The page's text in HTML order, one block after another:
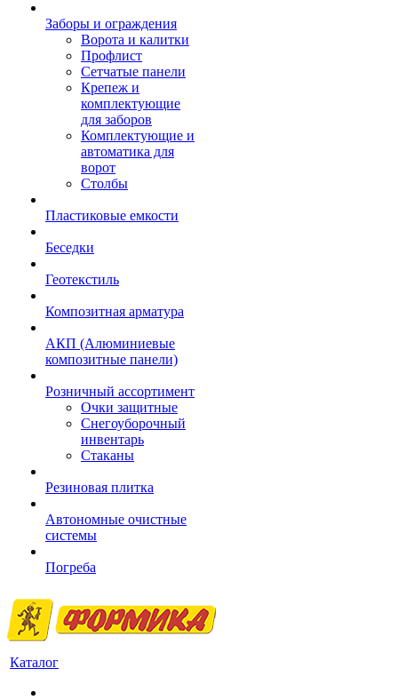
Заборы и ограждения
Ворота и калитки
Профлист
Сетчатые панели
Крепеж и
комплектующие
для заборов
Комплектующие и
автоматика для
ворот
Столбы
Пластиковые емкости
Беседки
Геотекстиль
Композитная арматура
АКП (Алюминиевые
композитные панели)
Розничный ассортимент
Очки защитные
Снегоуборочный
инвентарь
Стаканы
Резиновая плитка
Автономные очистные
системы
Погреба
Каталог